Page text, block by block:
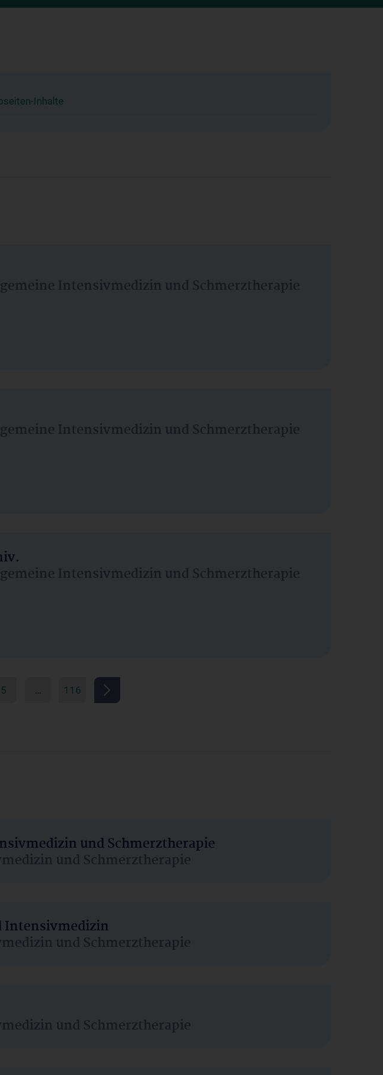
Inhalte
Intensivmedizin und Schmerztherapie
Intensivmedizin und Schmerztherapie
Intensivmedizin und Schmerztherapie
5 … 116
und Schmerztherapie
und Schmerztherapie
Intensivmedizin
und Schmerztherapie
und Schmerztherapie